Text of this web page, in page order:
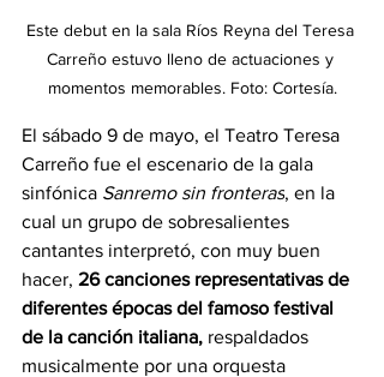
Este debut en la sala Ríos Reyna del Teresa
Carreño estuvo lleno de actuaciones y
momentos memorables. Foto: Cortesía.
El sábado 9 de mayo, el Teatro Teresa
Carreño fue el escenario de la gala
sinfónica Sanremo sin fronteras, en la
cual un grupo de sobresalientes
cantantes interpretó, con muy buen
hacer, 26 canciones representativas de
diferentes épocas del famoso festival
de la canción italiana, respaldados
musicalmente por una orquesta